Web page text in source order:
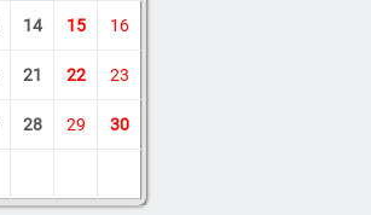
14 15 16
21 22 23
28 29 30